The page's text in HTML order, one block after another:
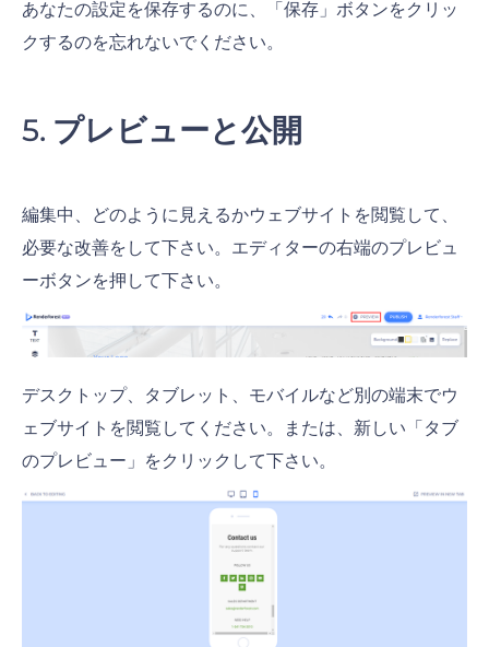
あなたの設定を保存するのに、「保存」ボタンをクリッ
クするのを忘れないでください。
プレビューと公開
編集中、どのように見えるかウェブサイトを閲覧して、
必要な改善をして下さい。エディターの右端のプレビュ
ーボタンを押して下さい。
デスクトップ、タブレット、モバイルなど別の端末でウ
ェブサイトを閲覧してください。または、新しい「タブ
のプレビュー」をクリックして下さい。